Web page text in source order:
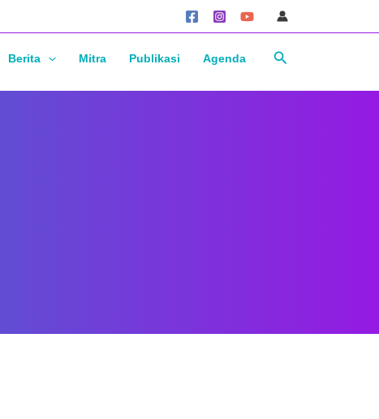
Berita Mitra Publikasi Agenda Cari